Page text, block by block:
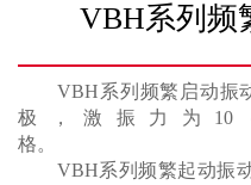
VBH系列频
VBH系列频繁启动振动
极，激振力为10
格。
VBH系列频繁起动振动
品
应
用
售
后